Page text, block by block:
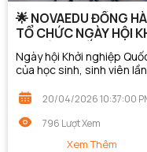
🌟 NOVAEDU ĐỒNG
TỔ CHỨC NGÀY HỘI
NGHIỆP QUỐC GIA HỌC
SINH, SINH VIÊN LẦN
VIII 🌟
Ngày hội Khởi nghiệp
của học sinh, sinh viên
ngày 17/4 đến 19/4/2026,
–...
20/04/2026 10:37:00
796 Lượt Xem
Xem Thêm